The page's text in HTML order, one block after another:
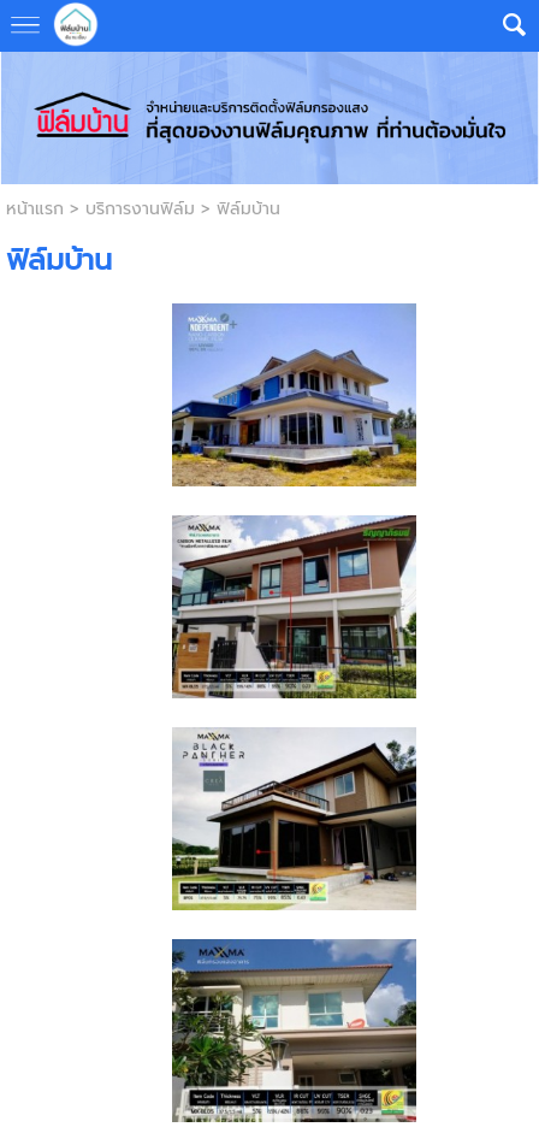
หน้าแรก > บริการงานฟิล์ม > ฟิล์มบ้าน
ฟิล์มบ้าน